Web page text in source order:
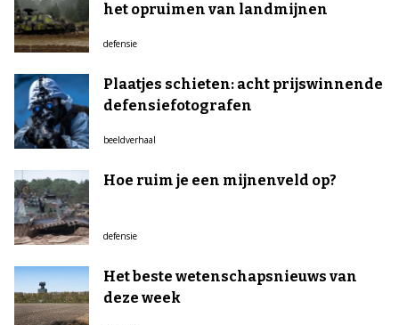
het opruimen van landmijnen
defensie
Plaatjes schieten: acht prijswinnende
defensiefotografen
beeldverhaal
Hoe ruim je een mijnenveld op?
defensie
Het beste wetenschapsnieuws van
deze week